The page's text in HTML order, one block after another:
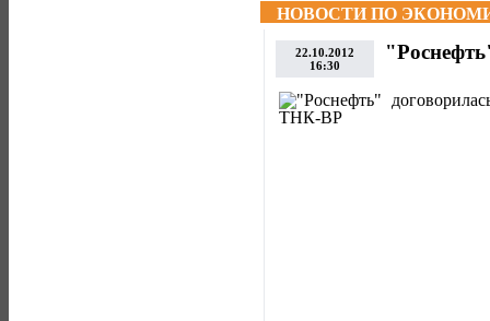
НОВОСТИ ПО
22.10.2012
16:30